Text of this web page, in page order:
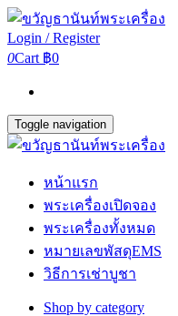
Login / Register
0Cart ฿0
Toggle navigation
หน้าแรก
พระเครื่องเปิดจอง
พระเครื่องทั้งหมด
หมายเลขพัสดุEMS
วิธีการเช่าบูชา
Shop by category